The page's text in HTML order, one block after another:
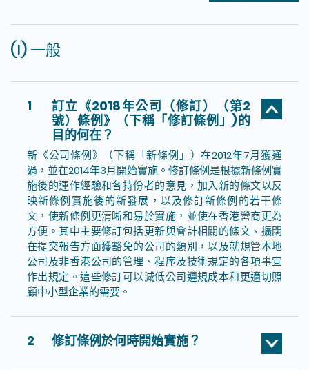
(I) 一般
1
訂立《2018年公司（修訂）（第2
號）條例》（下稱「修訂條例」)的
目的何在？
新《公司條例》（下稱「新條例」）在2012年7月獲通
過，並在2014年3月開始實施。修訂條例是根據新條例實
施後的運作經驗和各持份者的意見，加入新的條文以反
映新條例實施後的新發展，以及修訂新條例的若干條
文，使新條例更清晰和易於實施，並使在香港營商更為
方便。其中主要修訂包括更新與會計相關的條文、擴闊
在提交報告方面獲豁免的公司的類別，以及就規管本地
公司及非香港公司的管理、程序及技術規定的各項事宜
作出規定。這些修訂可以減低公司遵規成本和更適切照
顧中小型企業的需要。
2 修訂條例於何時開始實施？